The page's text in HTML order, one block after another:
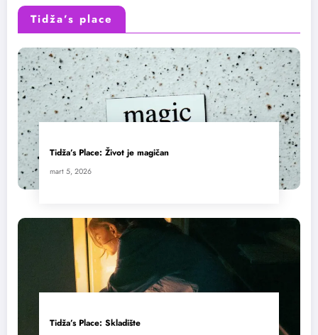
Tidža’s place
Tidža’s Place: Život je magičan
mart 5, 2026
Tidža’s Place: Skladište